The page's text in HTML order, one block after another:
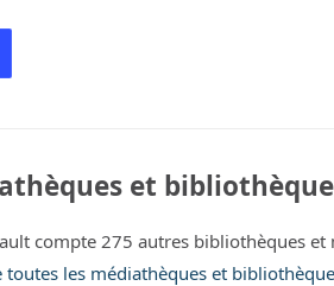
et
compte 275 autres bibliothèques et
toutes les médiathèques et